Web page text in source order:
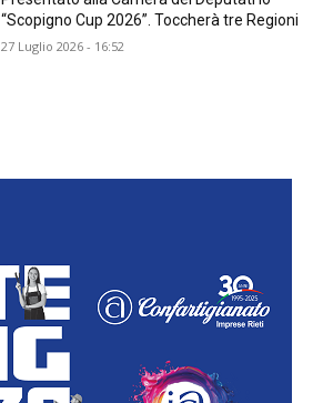
“Scopigno Cup 2026”. Toccherà tre Regioni
27 Luglio 2026 - 16:52